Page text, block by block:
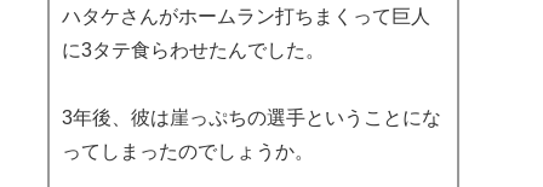
ハタケさんがホームラン打ちまくって巨人
に3タテ食らわせたんでした。
3年後、彼は崖っぷちの選手ということにな
ってしまったのでしょうか。